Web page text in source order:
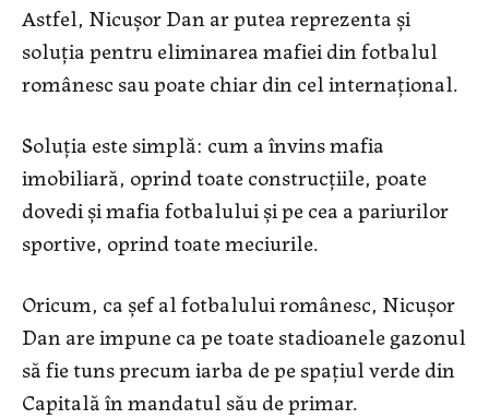
Astfel, Nicușor Dan ar putea reprezenta și
soluția pentru eliminarea mafiei din fotbalul
românesc sau poate chiar din cel internațional.
Soluția este simplă: cum a învins mafia
imobiliară, oprind toate construcțiile, poate
dovedi și mafia fotbalului și pe cea a pariurilor
sportive, oprind toate meciurile.
Oricum, ca șef al fotbalului românesc, Nicușor
Dan are impune ca pe toate stadioanele gazonul
să fie tuns precum iarba de pe spațiul verde din
Capitală în mandatul său de primar.